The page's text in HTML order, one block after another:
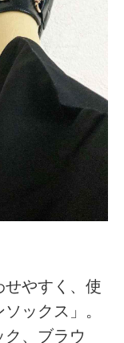
せやすく、使
ックス」。
、ブラウ